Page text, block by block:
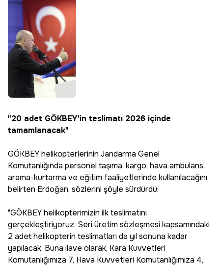
"20 adet GÖKBEY'in teslimatı 2026 içinde
tamamlanacak"
GÖKBEY helikopterlerinin Jandarma Genel
Komutanlığında personel taşıma, kargo, hava ambulans,
arama-kurtarma ve eğitim faaliyetlerinde kullanılacağını
belirten Erdoğan, sözlerini şöyle sürdürdü:
"GÖKBEY helikopterimizin ilk teslimatını
gerçekleştiriyoruz. Seri üretim sözleşmesi kapsamındaki
2 adet helikopterin teslimatları da yıl sonuna kadar
yapılacak. Buna ilave olarak, Kara Kuvvetleri
Komutanlığımıza 7, Hava Kuvvetleri Komutanlığımıza 4,